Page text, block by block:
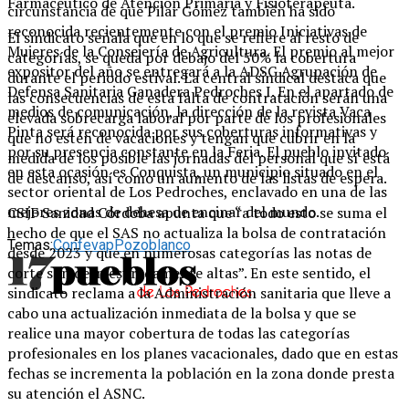
circunstancia de que Pilar Gómez también ha sido
reconocida recientemente con el premio Iniciativas de
Mujeres de la Consejería de Agricultura. El premio al mejor
expositor del año se entregará a la ADSG Agrupación de
Defensa Sanitaria Ganadera Pedroches I. En el apartado de
medios de comunicación, la dirección de la revista Vaca
Pinta será reconocida por sus coberturas informativas y
por su presencia constante en la Feria. El pueblo invitado
en esta ocasión es Conquista, un municipio situado en el
sector oriental de Los Pedroches, enclavado en una de las
mejores zonas de dehesa de encinar del mundo.
Temas:ConfevapPozoblanco
El sindicato señala que en lo que se refiere al resto de
categorías, se queda por debajo del 50% la cobertura
durante el periodo estival. La central sindical destaca que
las consecuencias de esta falta de contratación serán una
elevada sobrecarga laboral por parte de los profesionales
que no estén de vacaciones y tengan que cubrir en la
medida de los posible las jornadas del personal que sí está
de descanso, así como un aumento de las listas de espera.
CSIF Sanidad Córdoba apunta que “a todo esto se suma el
hecho de que el SAS no actualiza la bolsa de contratación
desde 2023 y que en numerosas categorías las notas de
corte son desmesuradamente altas”. En este sentido, el
sindicato reclama a la Administración sanitaria que lleve a
cabo una actualización inmediata de la bolsa y que se
realice una mayor cobertura de todas las categorías
profesionales en los planes vacacionales, dado que en estas
fechas se incrementa la población en la zona donde presta
su atención el ASNC.